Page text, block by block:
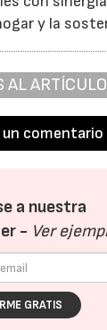
y la
AL
un comentario
a nuestra
- Ver
GRATIS